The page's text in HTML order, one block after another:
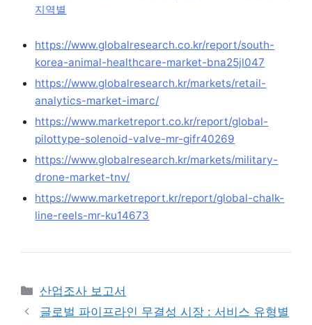
지역별
https://www.globalresearch.co.kr/report/south-
korea-animal-healthcare-market-bna25jl047
https://www.globalresearch.kr/markets/retail-
analytics-market-imarc/
https://www.marketreport.co.kr/report/global-
pilottype-solenoid-valve-mr-gifr40269
https://www.globalresearch.kr/markets/military-
drone-market-tnv/
https://www.marketreport.kr/report/global-chalk-
line-reels-mr-ku14673
Categories
산업조사 보고서
글로벌 파이프라인 무결성 시장 : 서비스 유형별